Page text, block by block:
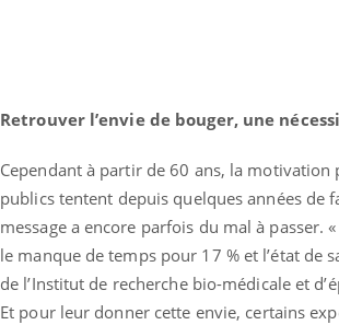
Retrouver l’envie de bouger, une
Cependant à partir de 60 ans, la
publics tentent depuis quelques années de
message a encore parfois du mal à passer.
le manque de temps pour 17 % et l’état de
de l’Institut de recherche bio-médicale et
Et pour leur donner cette envie, certains